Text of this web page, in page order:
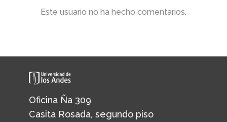
Este usuario no ha hecho comentarios.
Oficina Ña 309
Casita Rosada, segundo piso